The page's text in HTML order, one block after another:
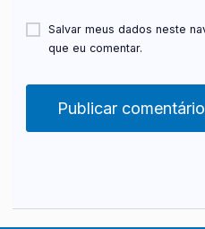
Salvar meus dados neste
que eu comentar.